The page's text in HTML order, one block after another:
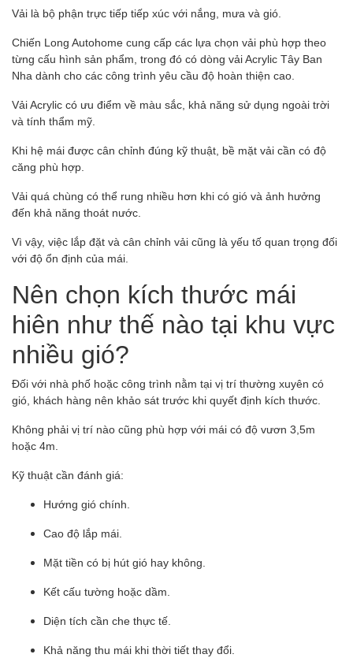
Vải là bộ phận trực tiếp tiếp xúc với nắng, mưa và gió.
Chiến Long Autohome cung cấp các lựa chọn vải phù hợp theo
từng cấu hình sản phẩm, trong đó có dòng vải Acrylic Tây Ban
Nha dành cho các công trình yêu cầu độ hoàn thiện cao.
Vải Acrylic có ưu điểm về màu sắc, khả năng sử dụng ngoài trời
và tính thẩm mỹ.
Khi hệ mái được cân chỉnh đúng kỹ thuật, bề mặt vải cần có độ
căng phù hợp.
Vải quá chùng có thể rung nhiều hơn khi có gió và ảnh hưởng
đến khả năng thoát nước.
Vì vậy, việc lắp đặt và cân chỉnh vải cũng là yếu tố quan trọng đối
với độ ổn định của mái.
Nên chọn kích thước mái
hiên như thế nào tại khu vực
nhiều gió?
Đối với nhà phố hoặc công trình nằm tại vị trí thường xuyên có
gió, khách hàng nên khảo sát trước khi quyết định kích thước.
Không phải vị trí nào cũng phù hợp với mái có độ vươn 3,5m
hoặc 4m.
Kỹ thuật cần đánh giá:
Hướng gió chính.
Cao độ lắp mái.
Mặt tiền có bị hút gió hay không.
Kết cấu tường hoặc dầm.
Diện tích cần che thực tế.
Khả năng thu mái khi thời tiết thay đổi.